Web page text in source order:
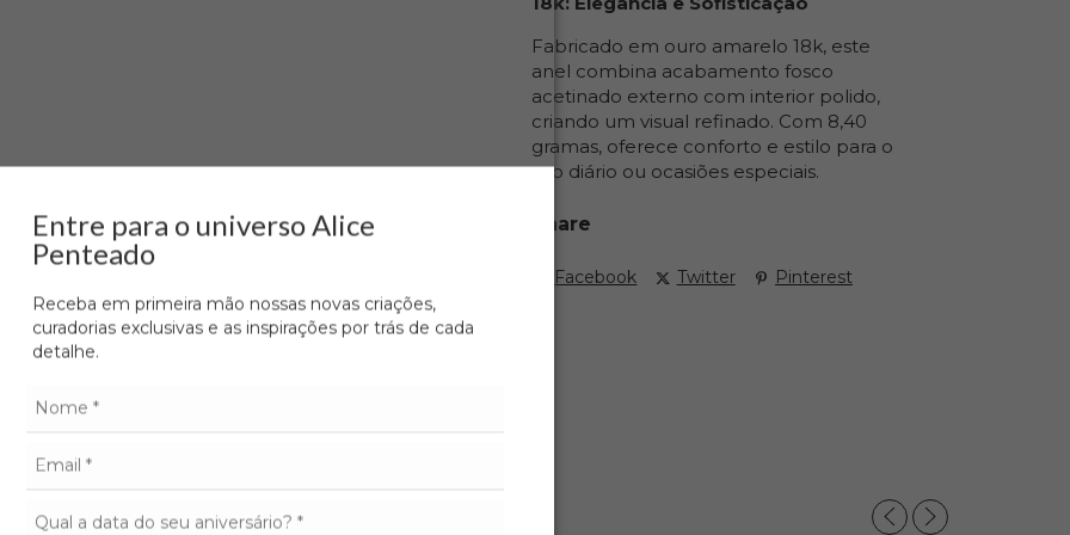
Entre para o universo Alice
Penteado
Receba em primeira mão nossas novas criações,
curadorias exclusivas e as inspirações por trás de cada
detalhe.
Fabricado em ouro amarelo 18k, este
anel combina acabamento fosco
acetinado externo com interior polido,
criando um visual refinado. Com 8,40
gramas, oferece conforto e estilo para o
uso diário ou ocasiões especiais.
Share
Facebook Twitter Pinterest